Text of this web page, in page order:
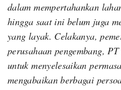
dalam mempertahankan
hingga saat ini belum juga
yang layak. Celakanya,
perusahaan pengembang,
untuk menyelesaikan
mengabaikan berbagai